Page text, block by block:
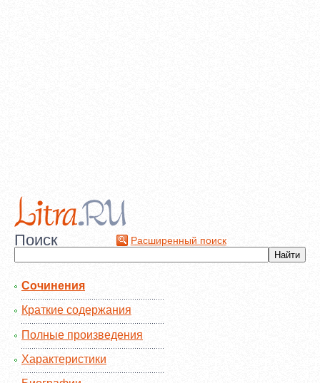
Поиск Расширенный поиск
Сочинения
Краткие содержания
Полные произведения
Характеристики